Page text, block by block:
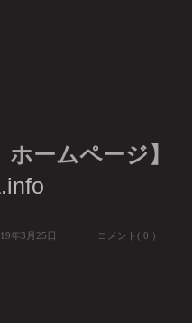
ホームページ】
年3月25日 コメント( 0 ）